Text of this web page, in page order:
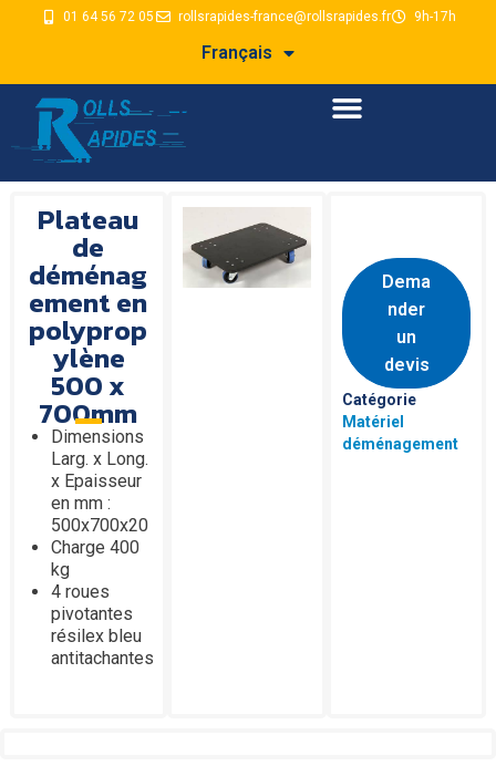
01 64 56 72 05 rollsrapides-france@rollsrapides.fr 9h-17h
Français
Plateau
de
déménag
ement en
polyprop
ylène
500 x
700mm
Dimensions
Larg. x Long.
x Epaisseur
en mm :
500x700x20
Charge 400
kg
4 roues
pivotantes
résilex bleu
antitachantes
Dema
nder
un
devis
Catégorie
Matériel
déménagement